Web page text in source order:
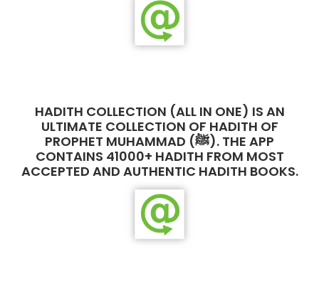
HADITH COLLECTION (ALL IN ONE) IS AN
ULTIMATE COLLECTION OF HADITH OF
PROPHET MUHAMMAD (ﷺ). THE APP
CONTAINS 41000+ HADITH FROM MOST
ACCEPTED AND AUTHENTIC HADITH BOOKS.